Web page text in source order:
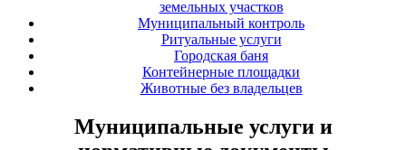
земельных участков
Муниципальный контроль
Ритуальные услуги
Городская баня
Контейнерные площадки
Животные без владельцев
Муниципальные услуги и